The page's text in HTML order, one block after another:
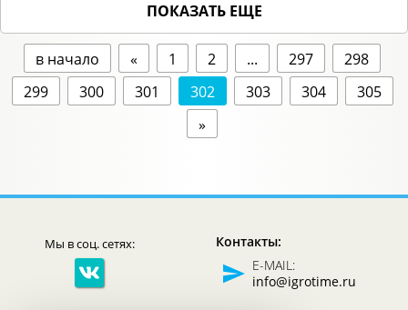
ПОКАЗАТЬ ЕЩЕ
в начало « 1 2 ... 297
298
299
300 301 302 303 304
305
»
Мы в соц. сетях:
Контакты:
E-MAIL:
info@igrotime.ru